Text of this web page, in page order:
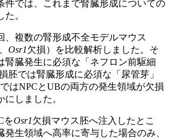
件では、これまで腎臓形成についての
。
複数の腎形成不全モデルマウス
Osr1欠損）を比較解析しました。そ
腎臓発生に必須な「ネフロン前駆細
胚では腎臓形成に必須な「尿管芽」
はNPCとUBの両方の発生領域が欠損
にしました。
をOsr1欠損マウス胚へ注入したとこ
発生領域へ高率に寄与した場合のみ、